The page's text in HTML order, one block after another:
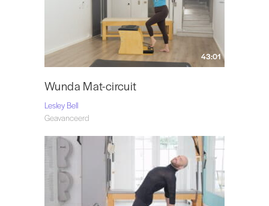
43:01
Wunda Mat-circuit
Lesley Bell
Geavanceerd